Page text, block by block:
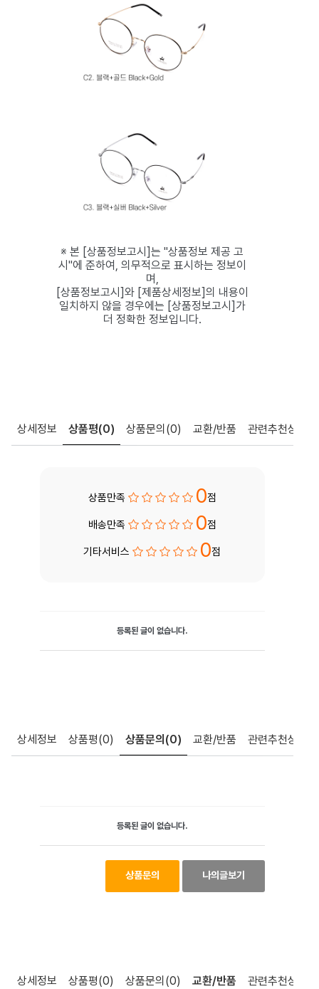
※ 본 [상품정보고시]는 "상품정보 제공 고
시"에 준하여, 의무적으로 표시하는 정보이
며,
[상품정보고시]와 [제품상세정보]의 내용이
일치하지 않을 경우에는 [상품정보고시]가
더 정확한 정보입니다.
상세정보 상품평(0) 상품문의 (0) 교환/반품 관련추천상품
상품만족 0점
배송만족 0점
기타서비스 0점
등록된 글이 없습니다.
상세정보 상품평(0) 상품문의 (0) 교환/반품 관련추천상품
등록된 글이 없습니다.
상품문의 나의글보기
상세정보 상품평(0) 상품문의 (0) 교환/반품 관련추천상품